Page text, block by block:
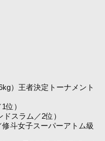
）王者決定トーナメント
位）
スラム／2位）
斗女子スーパーアトム級